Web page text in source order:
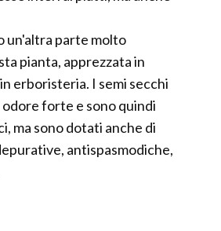
un'altra parte molto
pianta, apprezzata in
erboristeria. I semi secchi
forte e sono quindi
ma sono dotati anche di
antispasmodiche,